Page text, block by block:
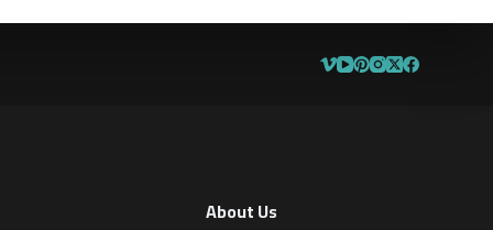
About Us